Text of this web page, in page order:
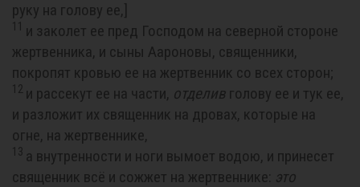
руку на голову ее,]
и заколет ее пред Господом на северной стороне
жертвенника, и сыны Аароновы, священники,
покропят кровью ее на жертвенник со всех сторон;
12 и рассекут ее на части, отделив голову ее и тук ее,
и разложит их священник на дровах, которые на
огне, на жертвеннике,
13 а внутренности и ноги вымоет водою, и принесет
священник всё и сожжет на жертвеннике: это